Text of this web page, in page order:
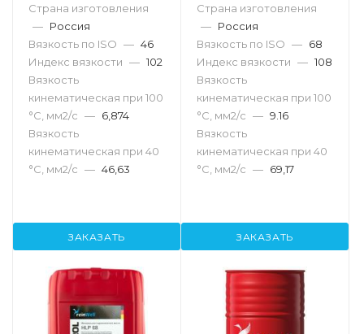
Страна изготовления
— Россия
Вязкость по ISO — 46
Индекс вязкости — 102
Вязкость
кинематическая при 100
°С, мм2/с — 6,874
Вязкость
кинематическая при 40
°С, мм2/с — 46,63
ЗАКАЗАТЬ
Страна изготовления
— Россия
Вязкость по ISO — 68
Индекс вязкости — 108
Вязкость
кинематическая при 100
°С, мм2/с — 9.16
Вязкость
кинематическая при 40
°С, мм2/с — 69,17
ЗАКАЗАТЬ